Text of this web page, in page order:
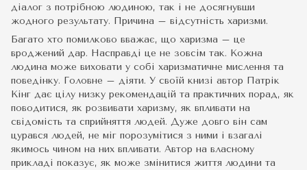
діалог з потрібною людиною, так і не досягнувши
жодного результату. Причина – відсутність харизми.
Багато хто помилково вважає, що харизма – це
вроджений дар. Насправді це не зовсім так. Кожна
людина може виховати у собі харизматичне мислення та
поведінку. Головне – діяти. У своїй книзі автор Патрік
Кінг дає цілу низку рекомендацій та практичних порад, як
поводитися, як розвивати харизму, як впливати на
свідомість та сприйняття людей. Дуже довго він сам
цурався людей, не міг порозумітися з ними і взагалі
якимось чином на них впливати. Автор на власному
прикладі показує, як може змінитися життя людини та